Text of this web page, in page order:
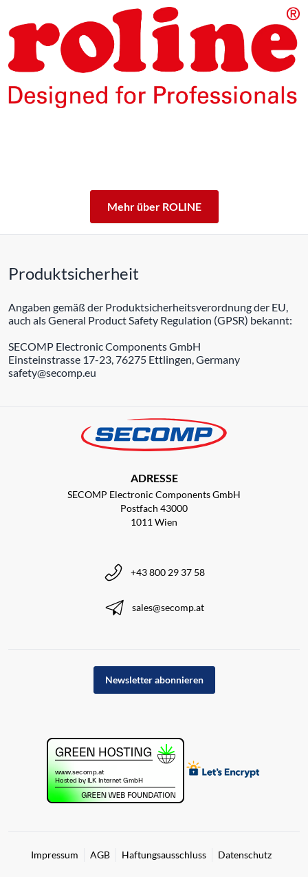
Mehr über ROLINE
Produktsicherheit
Angaben gemäß der Produktsicherheitsverordnung der EU,
auch als General Product Safety Regulation (GPSR) bekannt:
SECOMP Electronic Components GmbH
Einsteinstrasse 17-23, 76275 Ettlingen, Germany
safety@secomp.eu
ADRESSE
SECOMP Electronic Components GmbH
Postfach 43000
1011 Wien
+43 800 29 37 58
sales@secomp.at
Newsletter abonnieren
Impressum AGB Haftungsausschluss Datenschutz